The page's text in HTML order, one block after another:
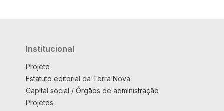
Institucional
Projeto
Estatuto editorial da Terra Nova
Capital social / Órgãos de administração
Projetos